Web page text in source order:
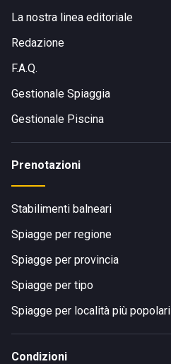
La nostra linea editoriale
Redazione
F.A.Q.
Gestionale Spiaggia
Gestionale Piscina
Prenotazioni
Stabilimenti balneari
Spiagge per regione
Spiagge per provincia
Spiagge per tipo
Spiagge per località più popolari
Condizioni